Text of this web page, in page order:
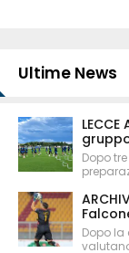
Ultime News
Dopo
Dopo la